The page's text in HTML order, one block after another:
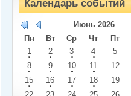
Календарь событий
Июнь 2026
Пн
Вт Ср Чт Пт
1
2 3 4 5
8
9 10 11 12
15
16 17 18 19